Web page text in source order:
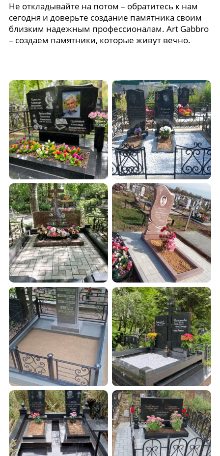
Не откладывайте на потом – обратитесь к нам
сегодня и доверьте создание памятника своим
близким надежным профессионалам. Art Gabbro
– создаем памятники, которые живут вечно.